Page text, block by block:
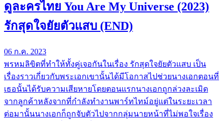
ดูละครไทย You Are My Universe (2023)
รักสุดใจยัยตัวแสบ (END)
06 ก.ค. 2023
พรหมลิขิตที่ทำให้ทั้งคู่เจอกันในเรื่อง รักสุดใจยัยตัวแสบ เป็น
เรื่องราวเกี่ยวกับพระเอกเขานั้นได้มีโอกาสไปช่วยนางเอกตอนที่
เธอนั้นได้รับความเสียหายโดยตอนแรกนางเอกถูกล่วงละเมิด
จากลูกค้าหลังจากที่กำลังทำงานพาร์ทไทม์อยู่แต่ในระยะเวลา
ต่อมานั้นนางเอกก็ถูกจับตัวไปจากกลุ่มนายหน้าที่ไม่พอใจเรื่อง